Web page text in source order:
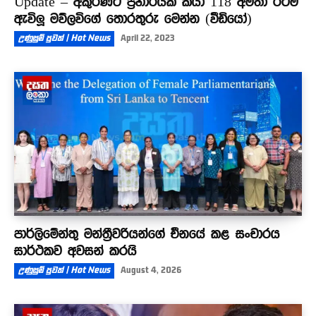
ඇවිලූ මව්ලවිගේ තොරතුරු මෙන්න (වීඩියෝ)
උණුසුම් පුවත් | Hot News April 22, 2023
පාර්ලිමේන්තු මන්ත්‍රීවරියන්ගේ චීනයේ කළ සංචාරය
සාර්ථකව අවසන් කරයි
උණුසුම් පුවත් | Hot News August 4, 2026